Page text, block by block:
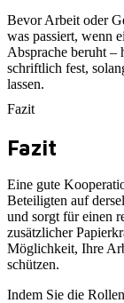
Bevor Arbeit oder
was passiert, wenn
Absprache beruht –
schriftlich fest,
lassen.
Fazit
Fazit
Eine gute
Beteiligten auf
und sorgt für einen
zusätzlicher
Möglichkeit, Ihre
schützen.
Indem Sie die